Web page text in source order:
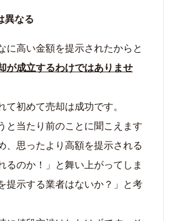
異なる
に高い金額を提示されたからと
が成立するわけではありませ
初めて売却は成功です。
と当たり前のことに聞こえます
、思ったより高額を提示される
るのか！」と舞い上がってしま
提示する業者はないか？」と考